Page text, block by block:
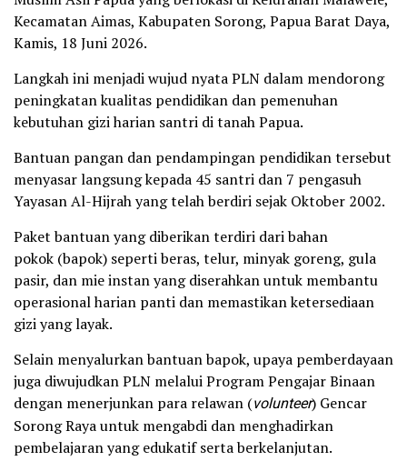
Kecamatan Aimas, Kabupaten Sorong, Papua Barat Daya,
Kamis, 18 Juni 2026.
Langkah ini menjadi wujud nyata PLN dalam mendorong
peningkatan kualitas pendidikan dan pemenuhan
kebutuhan gizi harian santri di tanah Papua.
Bantuan pangan dan pendampingan pendidikan tersebut
menyasar langsung kepada 45 santri dan 7 pengasuh
Yayasan Al-Hijrah yang telah berdiri sejak Oktober 2002.
Paket bantuan yang diberikan terdiri dari bahan
pokok (bapok) seperti beras, telur, minyak goreng, gula
pasir, dan mie instan yang diserahkan untuk membantu
operasional harian panti dan memastikan ketersediaan
gizi yang layak.
Selain menyalurkan bantuan bapok, upaya pemberdayaan
juga diwujudkan PLN melalui Program Pengajar Binaan
dengan menerjunkan para relawan (volunteer) Gencar
Sorong Raya untuk mengabdi dan menghadirkan
pembelajaran yang edukatif serta berkelanjutan.